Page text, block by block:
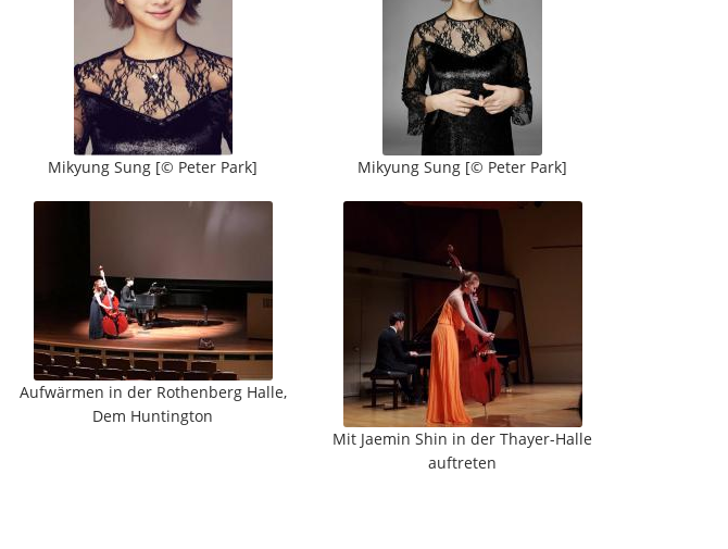
Mikyung Sung [© Peter Park] Mikyung Sung [© Peter Park]
Aufwärmen in der Rothenberg Halle,
Dem Huntington
Mit Jaemin Shin in der Thayer-Halle
auftreten